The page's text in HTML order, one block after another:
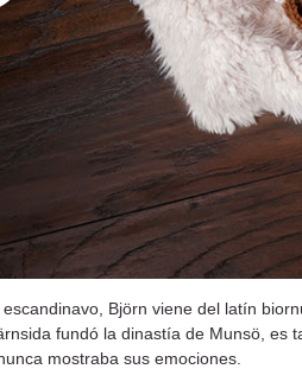
Björn viene del latín
fundó la dinastía de Munsö, es
mostraba sus emociones.